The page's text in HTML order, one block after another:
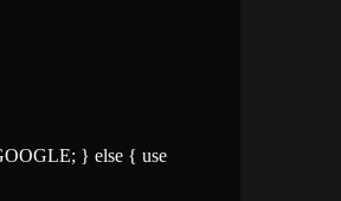
} else { use